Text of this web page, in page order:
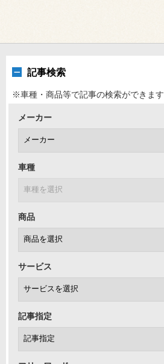
記事検索
※車種・商品等で記事の検索ができます
メーカー
車種
商品
サービス
記事指定